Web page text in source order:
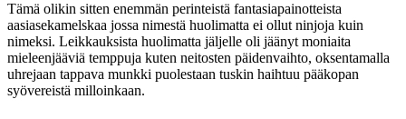
Tämä olikin sitten enemmän perinteistä fantasiapainotteista
aasiasekamelskaa jossa nimestä huolimatta ei ollut ninjoja kuin
nimeksi. Leikkauksista huolimatta jäljelle oli jäänyt moniaita
mieleenjääviä temppuja kuten neitosten päidenvaihto, oksentamalla
uhrejaan tappava munkki puolestaan tuskin haihtuu pääkopan
syövereistä milloinkaan.